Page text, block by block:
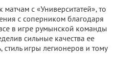
матчам с «Университатей», то
с соперником благодаря
в игре румынской команды
сильные качества ее
стиль игры легионеров и тому